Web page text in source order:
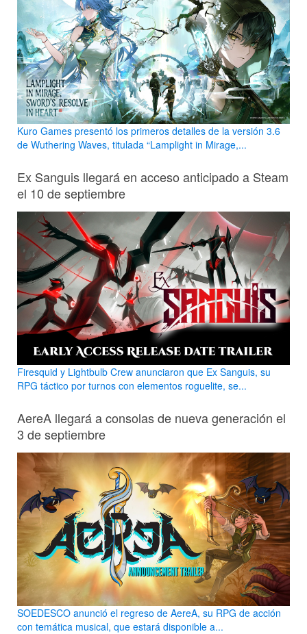
Kuro Games presentó los primeros detalles de la versión 3.6
de Wuthering Waves, titulada “Lamplight in Mirage,...
Ex Sanguis llegará en acceso anticipado a Steam
el 10 de septiembre
Firesquid y Lightbulb Crew anunciaron que Ex Sanguis, su
RPG táctico por turnos con elementos roguelite, se...
AereA llegará a consolas de nueva generación el
3 de septiembre
SOEDESCO anunció el regreso de AereA, su RPG de acción
con temática musical, que estará disponible a...